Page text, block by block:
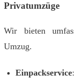
Privatumzüge
Wir bieten
Umzug.
Einpackservice